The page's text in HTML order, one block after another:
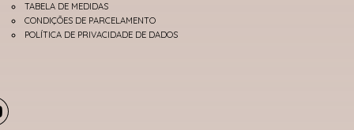
TABELA DE MEDIDAS
CONDIÇÕES DE PARCELAMENTO
POLÍTICA DE PRIVACIDADE DE DADOS